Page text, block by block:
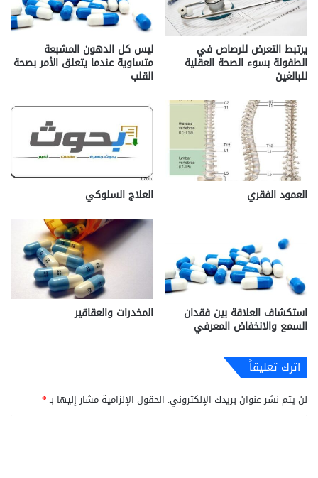
يرتبط التعرض للرصاص في
الطفولة بسوء الصحة العقلية
للبالغين
ليس كل الدهون المشبعة
متساوية عندما يتعلق الأمر بصحة
القلب
العمود الفقري العلاج السلوكي
استكشاف العلاقة بين فقدان
السمع والانخفاض المعرفي
المخدرات والعقاقير
اترك تعليقاً
لن يتم نشر عنوان بريدك الإلكتروني. الحقول الإلزامية مشار إليها بـ*